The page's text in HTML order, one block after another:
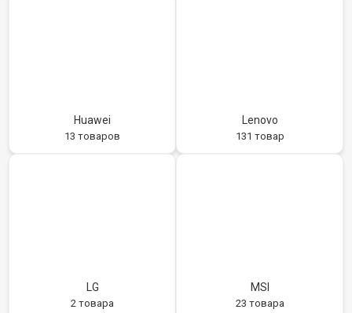
Huawei
13 товаров
Lenovo
131 товар
LG
2 товара
MSI
23 товара